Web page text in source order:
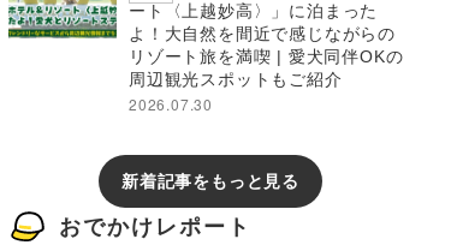
ート〈上越妙高〉」に泊まった
よ！大自然を間近で感じながらの
リゾート旅を満喫 | 愛犬同伴OKの
周辺観光スポットもご紹介
2026.07.30
新着記事をもっと見る
おでかけレポート